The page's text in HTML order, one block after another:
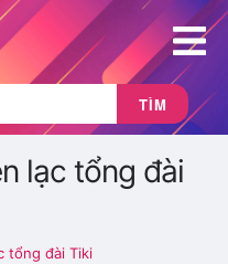
TÌM
lạc tổng đài
tổng đài Tiki